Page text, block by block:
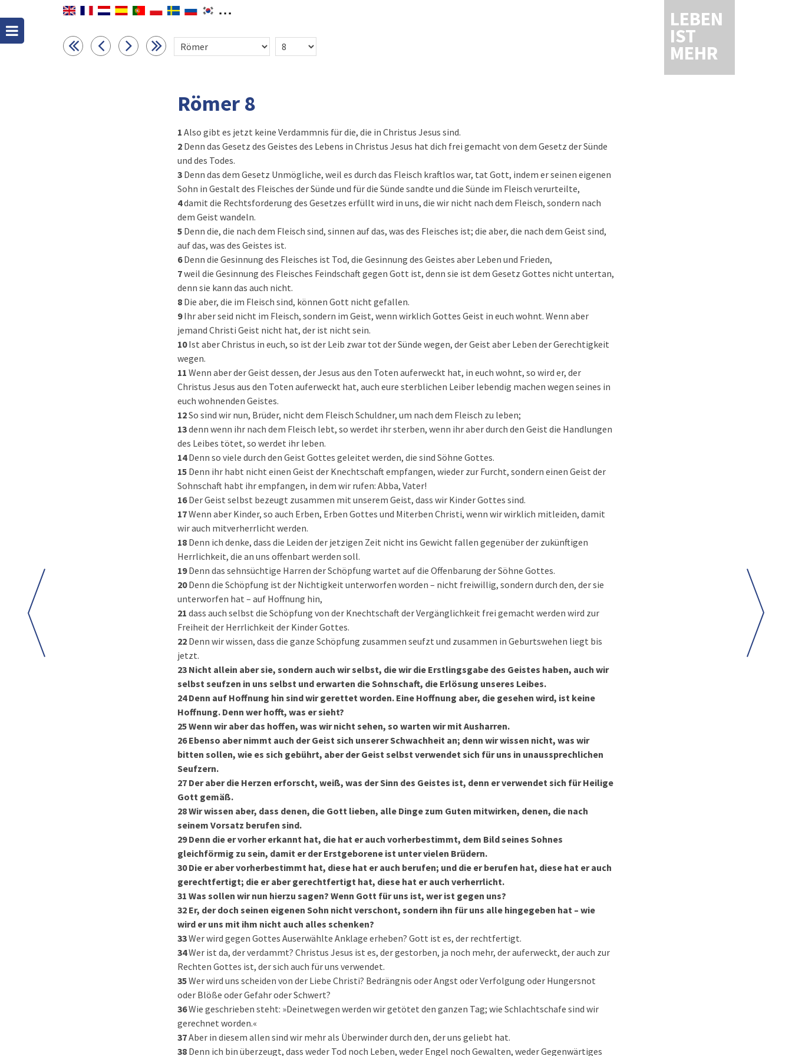
LEBEN
IST
MEHR
Römer 8
1 Also gibt es jetzt keine Verdammnis für die, die in Christus Jesus sind.
2 Denn das Gesetz des Geistes des Lebens in Christus Jesus hat dich frei gemacht von dem Gesetz der Sünde
und des Todes.
3 Denn das dem Gesetz Unmögliche, weil es durch das Fleisch kraftlos war, tat Gott, indem er seinen eigenen
Sohn in Gestalt des Fleisches der Sünde und für die Sünde sandte und die Sünde im Fleisch verurteilte,
4damit die Rechtsforderung des Gesetzes erfüllt wird in uns, die wir nicht nach dem Fleisch, sondern nach
dem Geist wandeln.
5 Denn die, die nach dem Fleisch sind, sinnen auf das, was des Fleisches ist; die aber, die nach dem Geist sind,
auf das, was des Geistes ist.
6Denn die Gesinnung des Fleisches ist Tod, die Gesinnung des Geistes aber Leben und Frieden,
7weil die Gesinnung des Fleisches Feindschaft gegen Gott ist, denn sie ist dem Gesetz Gottes nicht untertan,
denn sie kann das auch nicht.
8 Die aber, die im Fleisch sind, können Gott nicht gefallen.
9Ihr aber seid nicht im Fleisch, sondern im Geist, wenn wirklich Gottes Geist in euch wohnt. Wenn aber
jemand Christi Geist nicht hat, der ist nicht sein.
10Ist aber Christus in euch, so ist der Leib zwar tot der Sünde wegen, der Geist aber Leben der Gerechtigkeit
wegen.
11 Wenn aber der Geist dessen, der Jesus aus den Toten auferweckt hat, in euch wohnt, so wird er, der
Christus Jesus aus den Toten auferweckt hat, auch eure sterblichen Leiber lebendig machen wegen seines in
euch wohnenden Geistes.
12So sind wir nun, Brüder, nicht dem Fleisch Schuldner, um nach dem Fleisch zu leben;
13denn wenn ihr nach dem Fleisch lebt, so werdet ihr sterben, wenn ihr aber durch den Geist die Handlungen
des Leibes tötet, so werdet ihr leben.
14Denn so viele durch den Geist Gottes geleitet werden, die sind Söhne Gottes.
15 Denn ihr habt nicht einen Geist der Knechtschaft empfangen, wieder zur Furcht, sondern einen Geist der
Sohnschaft habt ihr empfangen, in dem wir rufen: Abba, Vater!
16Der Geist selbst bezeugt zusammen mit unserem Geist, dass wir Kinder Gottes sind.
17Wenn aber Kinder, so auch Erben, Erben Gottes und Miterben Christi, wenn wir wirklich mitleiden, damit
wir auch mitverherrlicht werden.
18 Denn ich denke, dass die Leiden der jetzigen Zeit nicht ins Gewicht fallen gegenüber der zukünftigen
Herrlichkeit, die an uns offenbart werden soll.
19Denn das sehnsüchtige Harren der Schöpfung wartet auf die Offenbarung der Söhne Gottes.
20Denn die Schöpfung ist der Nichtigkeit unterworfen worden – nicht freiwillig, sondern durch den, der sie
unterworfen hat – auf Hoffnung hin,
21 dass auch selbst die Schöpfung von der Knechtschaft der Vergänglichkeit frei gemacht werden wird zur
Freiheit der Herrlichkeit der Kinder Gottes.
22 Denn wir wissen, dass die ganze Schöpfung zusammen seufzt und zusammen in Geburtswehen liegt bis
jetzt.
23 Nicht allein aber sie, sondern auch wir selbst, die wir die Erstlingsgabe des Geistes haben, auch wir
selbst seufzen in uns selbst und erwarten die Sohnschaft, die Erlösung unseres Leibes.
24Denn auf Hoffnung hin sind wir gerettet worden. Eine Hoffnung aber, die gesehen wird, ist keine
Hoffnung. Denn wer hofft, was er sieht?
25Wenn wir aber das hoffen, was wir nicht sehen, so warten wir mit Ausharren.
26Ebenso aber nimmt auch der Geist sich unserer Schwachheit an; denn wir wissen nicht, was wir
bitten sollen, wie es sich gebührt, aber der Geist selbst verwendet sich für uns in unaussprechlichen
Seufzern.
27 Der aber die Herzen erforscht, weiß, was der Sinn des Geistes ist, denn er verwendet sich für Heilige
Gott gemäß.
28Wir wissen aber, dass denen, die Gott lieben, alle Dinge zum Guten mitwirken, denen, die nach
seinem Vorsatz berufen sind.
29Denn die er vorher erkannt hat, die hat er auch vorherbestimmt, dem Bild seines Sohnes
gleichförmig zu sein, damit er der Erstgeborene ist unter vielen Brüdern.
30Die er aber vorherbestimmt hat, diese hat er auch berufen; und die er berufen hat, diese hat er auch
gerechtfertigt; die er aber gerechtfertigt hat, diese hat er auch verherrlicht.
31 Was sollen wir nun hierzu sagen? Wenn Gott für uns ist, wer ist gegen uns?
32 Er, der doch seinen eigenen Sohn nicht verschont, sondern ihn für uns alle hingegeben hat – wie
wird er uns mit ihm nicht auch alles schenken?
33Wer wird gegen Gottes Auserwählte Anklage erheben? Gott ist es, der rechtfertigt.
34Wer ist da, der verdammt? Christus Jesus ist es, der gestorben, ja noch mehr, der auferweckt, der auch zur
Rechten Gottes ist, der sich auch für uns verwendet.
35Wer wird uns scheiden von der Liebe Christi? Bedrängnis oder Angst oder Verfolgung oder Hungersnot
oder Blöße oder Gefahr oder Schwert?
36Wie geschrieben steht: »Deinetwegen werden wir getötet den ganzen Tag; wie Schlachtschafe sind wir
gerechnet worden.«
37Aber in diesem allen sind wir mehr als Überwinder durch den, der uns geliebt hat.
38 Denn ich bin überzeugt, dass weder Tod noch Leben, weder Engel noch Gewalten, weder Gegenwärtiges